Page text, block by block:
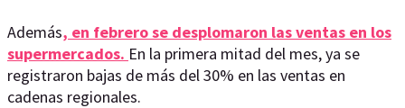
Además, en febrero se desplomaron las ventas en los
supermercados. En la primera mitad del mes, ya se
registraron bajas de más del 30% en las ventas en
cadenas regionales.